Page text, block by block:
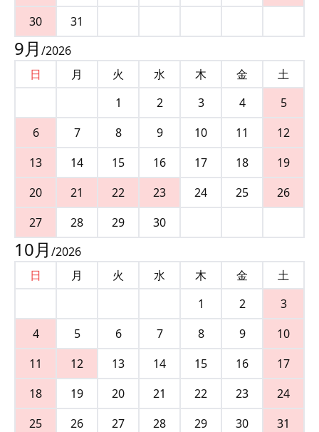
30
31
9月 /2026
日
月 火 水 木 金
土
1
2 3 4
5
6
7 8 9 10 11
12
13
14 15 16 17 18
19
20
21 22 23 24 25
26
27
28 29 30
10月 /2026
日
月 火 水 木 金
土
1
2
3
4
5 6 7 8 9
10
11
12 13 14 15 16
17
18
19 20 21 22 23
24
25
26 27 28 29 30 31